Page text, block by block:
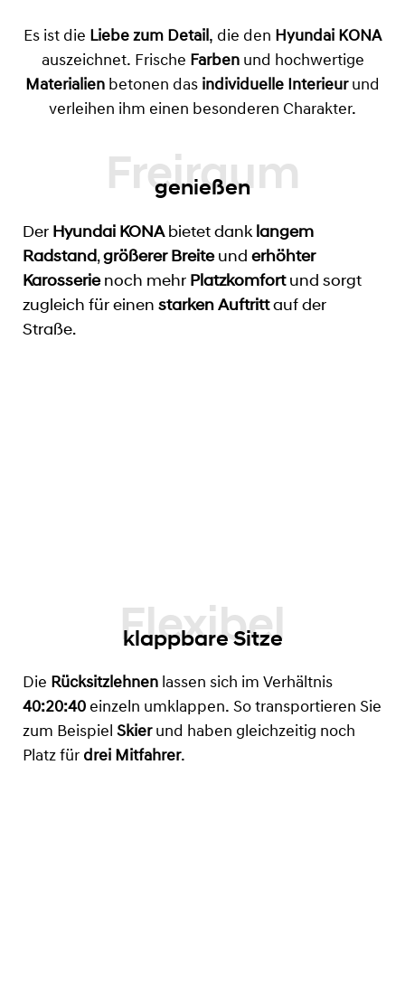
Es ist die Liebe zum Detail, die den Hyundai KONA
auszeichnet. Frische Farbenund hochwertige
Materialien betonen das individuelle Interieurund
verleihen ihm einen besonderen Charakter.
genießen
Der Hyundai KONAbietet danklangem
Radstand,größerer Breiteund erhöhter
Karosserienoch mehr Platzkomfortund sorgt
zugleich für einen starken Auftrittauf der
Straße.
klappbare Sitze
Die Rücksitzlehnen lassen sich im Verhältnis
40:20:40 einzeln umklappen. So transportieren Sie
zum Beispiel Skierund haben gleichzeitig noch
Platz für drei Mitfahrer.